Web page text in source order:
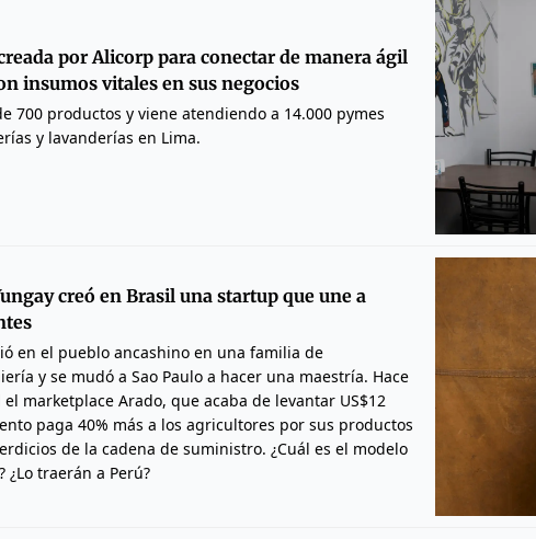
por Alicorp para conectar de manera ágil
insumos vitales en sus negocios
700 productos y viene atendiendo a 14.000 pymes
y lavanderías en Lima.
creó en Brasil una startup que une a
en el pueblo ancashino en una familia de
y se mudó a Sao Paulo a hacer una maestría. Hace
marketplace Arado, que acaba de levantar US$12
paga 40% más a los agricultores por sus productos
de la cadena de suministro. ¿Cuál es el modelo
traerán a Perú?